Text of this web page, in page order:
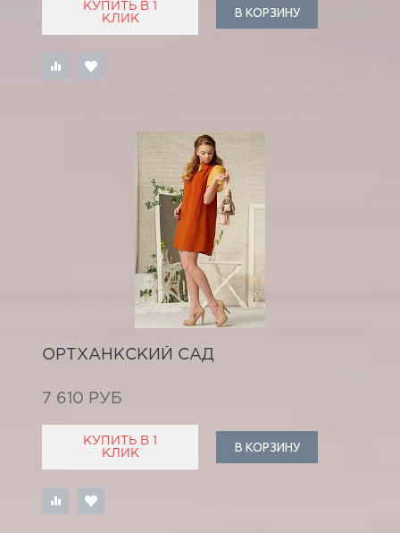
КУПИТЬ В 1
КЛИК
В КОРЗИНУ
ОРТХАНКСКИЙ САД
7 610 РУБ
КУПИТЬ В 1
КЛИК
В КОРЗИНУ